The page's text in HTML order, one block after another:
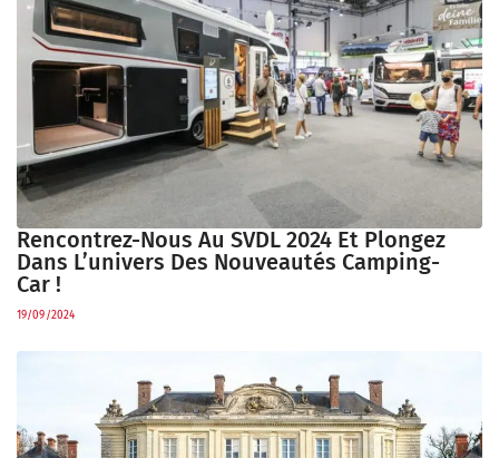
Rencontrez-Nous Au SVDL 2024 Et Plongez
Dans L’univers Des Nouveautés Camping-
Car !
19/09/2024